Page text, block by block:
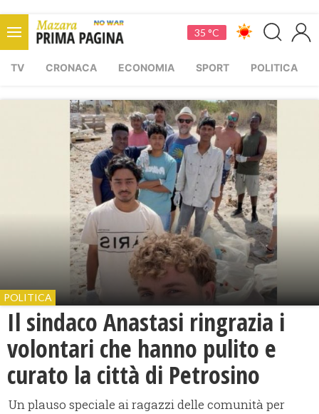
35 °C
TV CRONACA ECONOMIA SPORT POLITICA
POLITICA
Il sindaco Anastasi ringrazia i
volontari che hanno pulito e
curato la città di Petrosino
Un plauso speciale ai ragazzi delle comunità per